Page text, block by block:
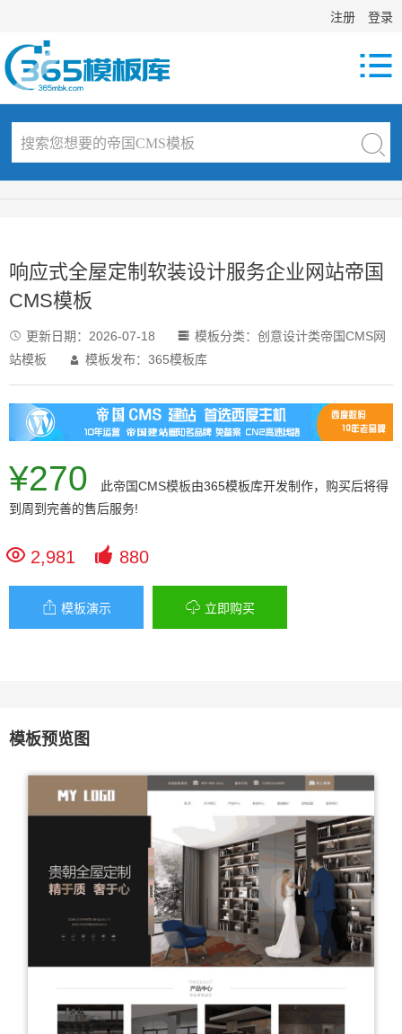
注册 登录

响应式全屋定制软装设计服务企业网站帝国
CMS模板
 更新日期： 2026-07-18  模板分类： 创意设计类帝国CMS网
站模板
 模板发布：365模板库
¥270 此帝国CMS模板由365模板库开发制作，购买后将得
到周到完善的售后服务!
 2,981  880
 模板演示  立即购买
模板预览图